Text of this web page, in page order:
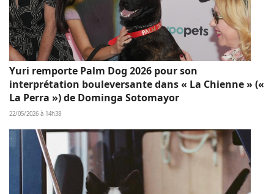
Yuri remporte Palm Dog 2026 pour son
interprétation bouleversante dans « La Chienne » («
La Perra ») de Dominga Sotomayor
22/05/2026 à 14h38